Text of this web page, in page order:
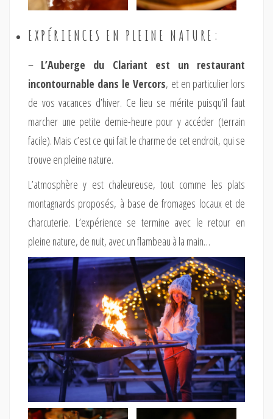
EXPÉRIENCES EN PLEINE NATURE:
– L’Auberge du Clariant est un restaurant
incontournable dans le Vercors, et en particulier lors
de vos vacances d’hiver. Ce lieu se mérite puisqu’il faut
marcher une petite demie-heure pour y accéder (terrain
facile). Mais c’est ce qui fait le charme de cet endroit, qui se
trouve en pleine nature.
L’atmosphère y est chaleureuse, tout comme les plats
montagnards proposés, à base de fromages locaux et de
charcuterie. L’expérience se termine avec le retour en
pleine nature, de nuit, avec un flambeau à la main…